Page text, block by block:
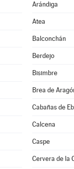
Arándiga
Atea
Balconchán
Berdejo
Bisimbre
Brea de
Cabañas de
Calcena
Caspe
Cervera de la